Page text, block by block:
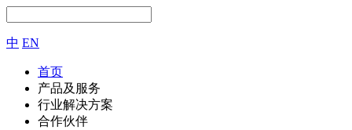
中 EN
首页
产品及服务
行业解决方案
合作伙伴